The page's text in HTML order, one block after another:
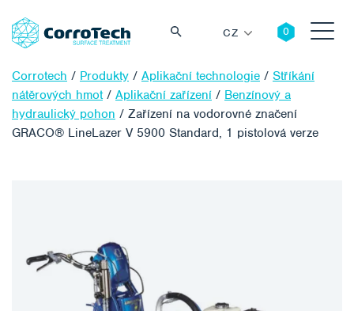
Vyhledávání
CZ
Corrotech / Produkty / Aplikační technologie / Stříkání
nátěrových hmot/ Aplikační zařízení / Benzínový a
hydraulický pohon / Zařízení na vodorovné značení
GRACO® LineLazer V 5900 Standard, 1 pistolová verze